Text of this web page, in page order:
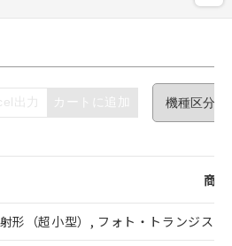
出力 カートに追加
商
形（超小型）, フォト・トランジス
みいただき、同意のうえ
庫状況および標準価格(税
ていただくものです。
の対象外となる商品もある
ください。